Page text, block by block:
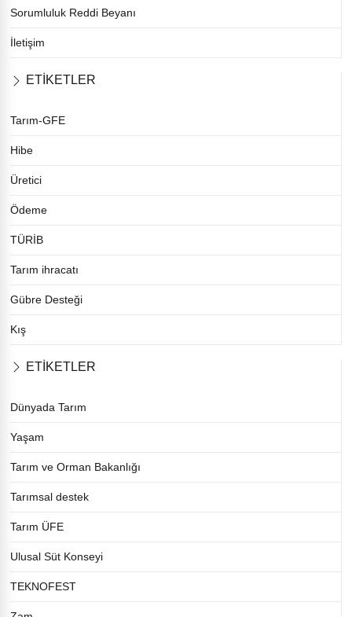
Sorumluluk Reddi Beyanı
İletişim
ETİKETLER
Tarım-GFE
Hibe
Üretici
Ödeme
TÜRİB
Tarım ihracatı
Gübre Desteği
Kış
ETİKETLER
Dünyada Tarım
Yaşam
Tarım ve Orman Bakanlığı
Tarımsal destek
Tarım ÜFE
Ulusal Süt Konseyi
TEKNOFEST